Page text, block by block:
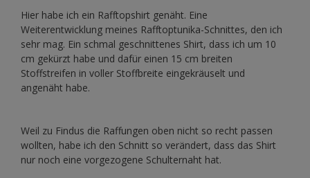
Hier habe ich ein Rafftopshirt genäht. Eine
Weiterentwicklung meines Rafftoptunika-Schnittes, den ich
sehr mag. Ein schmal geschnittenes Shirt, dass ich um 10
cm gekürzt habe und dafür einen 15 cm breiten
Stoffstreifen in voller Stoffbreite eingekräuselt und
angenäht habe.
Weil zu Findus die Raffungen oben nicht so recht passen
wollten, habe ich den Schnitt so verändert, dass das Shirt
nur noch eine vorgezogene Schulternaht hat.